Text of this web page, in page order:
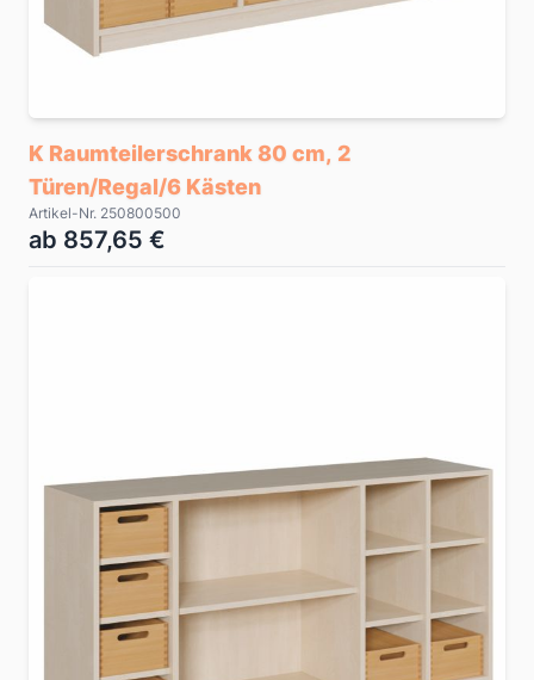
K Raumteilerschrank 80 cm, 2
Türen/Regal/6 Kästen
Artikel-Nr. 250800500
ab 857,65 €